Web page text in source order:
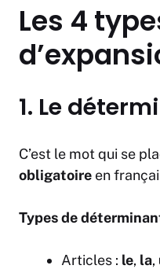
Les 4
1. Le
C’est le mot qui se
obligatoire en
Types de
Articles : le, la,